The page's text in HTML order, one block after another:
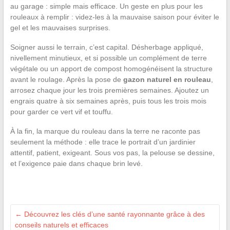
au garage : simple mais efficace. Un geste en plus pour les
rouleaux à remplir : videz-les à la mauvaise saison pour éviter le
gel et les mauvaises surprises.
Soigner aussi le terrain, c’est capital. Désherbage appliqué,
nivellement minutieux, et si possible un complément de terre
végétale ou un apport de compost homogénéisent la structure
avant le roulage. Après la pose de gazon naturel en rouleau
arrosez chaque jour les trois premières semaines. Ajoutez un
engrais quatre à six semaines après, puis tous les trois mois
pour garder ce vert vif et touffu.
À la fin, la marque du rouleau dans la terre ne raconte pas
seulement la méthode : elle trace le portrait d’un jardinier
attentif, patient, exigeant. Sous vos pas, la pelouse se dessine,
et l’exigence paie dans chaque brin levé.
← Découvrez les clés d’une santé rayonnante grâce à des
conseils naturels et efficaces